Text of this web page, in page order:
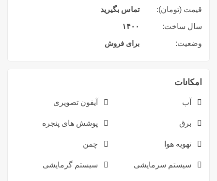
قیمت (تومان): تماس بگیرید
سال ساخت: ۱۴۰۰
وضعیت: برای فروش
امکانات
آب آیفون تصویری
برق پوشش های پنجره
تهویه هوا چمن
سیستم سرمایشی سیستم گرمایشی